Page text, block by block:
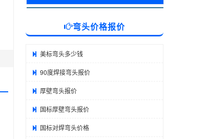
弯头价格报价
美标弯头多少钱
90度焊接弯头报价
厚壁弯头报价
国标厚壁弯头报价
国标对焊弯头价格